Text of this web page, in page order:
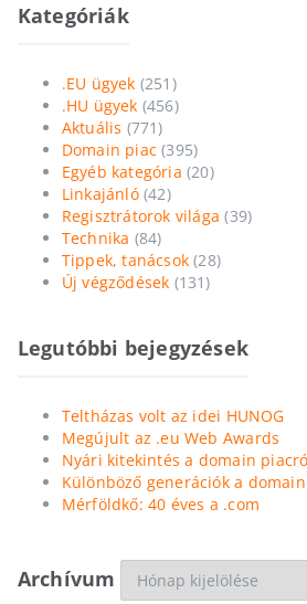
Kategóriák
.EU ügyek (251)
.HU ügyek (456)
Aktuális (771)
Domain piac (395)
Egyéb kategória (20)
Linkajánló(42)
Regisztrátorok világa (39)
Technika (84)
Tippek, tanácsok (28)
Új végződések (131)
Legutóbbi bejegyzések
Teltházas volt az idei HUNOG
Megújult az .eu Web Awards
Nyári kitekintés a domain
Különböző generációk a
Mérföldkő: 40 éves a .com
Archívum